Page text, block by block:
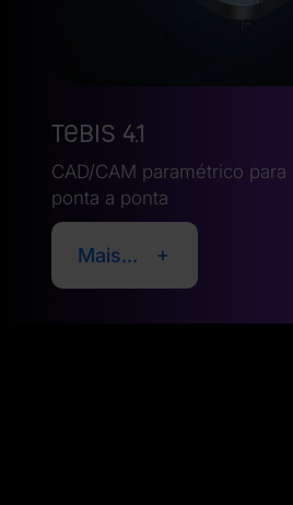
Tebis 4.1
CAD/CAM paramétrico
ponta a ponta
Mais...